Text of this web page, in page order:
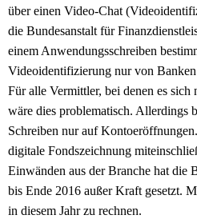
über einen Video-Chat
die Bundesanstalt für
einem Anwendungsschreiben
Videoidentifizierung nur von
Für alle Vermittler, bei denen es sich
wäre dies problematisch. Allerdings
Schreiben nur auf
digitale Fondszeichnung
Einwänden aus der Branche hat die
bis Ende 2016 außer Kraft gesetzt.
in diesem Jahr zu rechnen.